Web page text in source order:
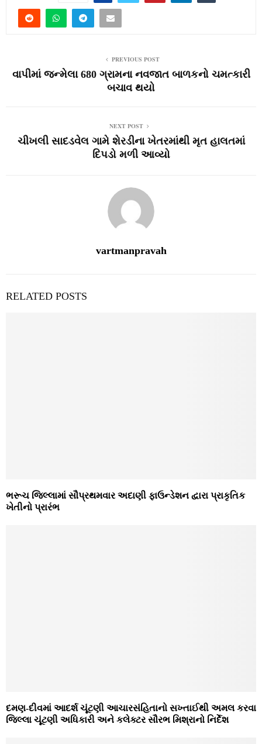
PREVIOUS POST
વાપીમાં જન્‍મેલા 680 ગ્રામના નવજાત બાળકનો ચમત્‍કારી
બચાવ થયો
NEXT POST
ચીખલી સાદડવેલ ગામે શેરડીના ખેતરમાંથી મૃત હાલતમાં
દિપડો મળી આવ્યો
vartmanpravah
RELATED POSTS
ભરૂચ જિલ્લામાં સૌપ્રથમવાર અદાણી ફાઉન્‍ડેશન દ્વારા પ્રાકૃતિક
ખેતીનો પ્રારંભ
દમણ-દીવમાં આદર્શ ચૂંટણી આચારસંહિતાનો સખ્‍તાઈથી અમલ કરવા
જિલ્લા ચૂંટણી અધિકારી અને કલેક્‍ટર સૌરભ મિશ્રાનો નિર્દેશ